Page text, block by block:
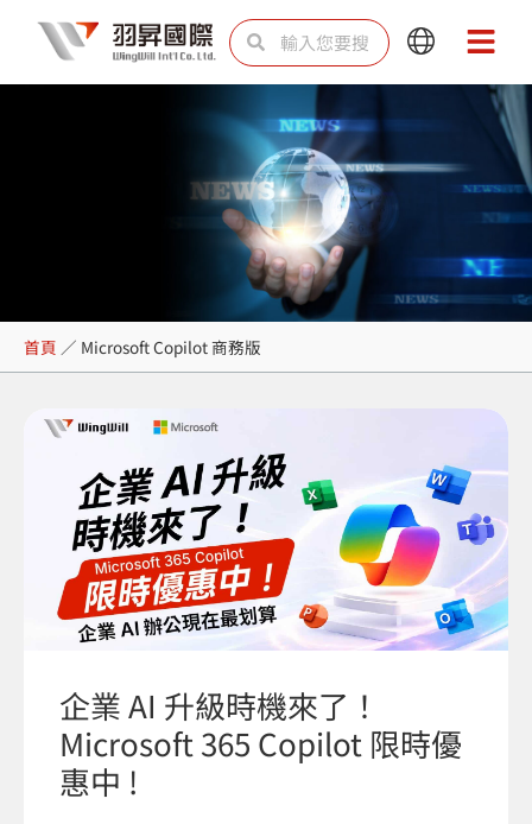
主
搜
尋 尋
Main
Menu
Main
Menu
Microsoft Copilot 商務版
首頁 ／ Microsoft Copilot 商務版
企業 AI 升級時機來了！
Microsoft 365 Copilot 限時優
惠中 !